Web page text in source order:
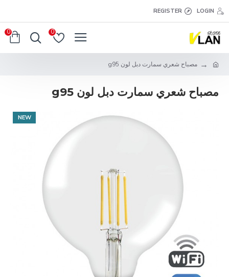
LOGIN
REGISTER
0
0
مصباح شعري سمارت دبل لون g95
مصباح شعري سمارت دبل لون g95
NEW